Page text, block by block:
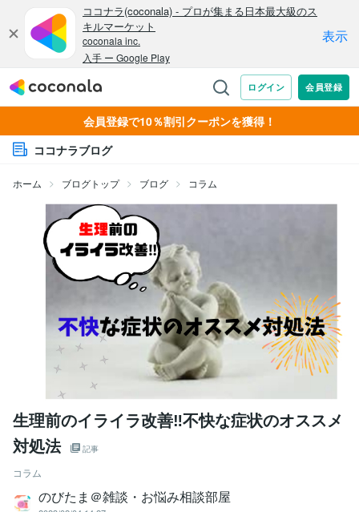
会員登録で10％割引クーポンを獲得！
ココナラブログ
ホーム ブログトップ ブログ コラム
生理前のイライラ改善‼不快な症状のオススメ
対処法
記事
コラム
のびたま＠雑談・お悩み相談部屋